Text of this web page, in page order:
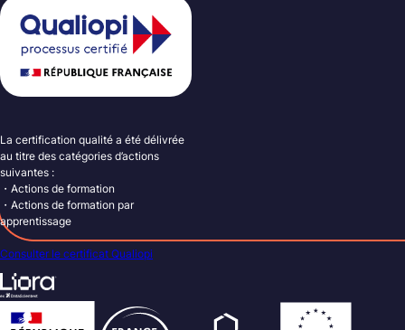
La certification qualité a été délivrée
au titre des catégories d’actions
suivantes :
・Actions de formation
・Actions de formation par
apprentissage
Consulter le certificat Qualiopi